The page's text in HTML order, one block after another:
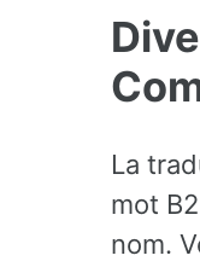
La
mot
nom.